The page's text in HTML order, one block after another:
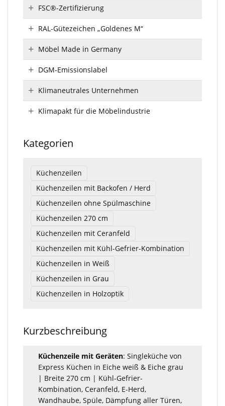
FSC®-Zertifizierung
RAL-Gütezeichen „Goldenes M“
Möbel Made in Germany
DGM-Emissionslabel
Klimaneutrales Unternehmen
Klimapakt für die Möbelindustrie
Kategorien
Küchenzeilen
Küchenzeilen mit Backofen / Herd
Küchenzeilen ohne Spülmaschine
Küchenzeilen 270 cm
Küchenzeilen mit Ceranfeld
Küchenzeilen mit Kühl-Gefrier-Kombination
Küchenzeilen in Weiß
Küchenzeilen in Grau
Küchenzeilen in Holzoptik
Kurzbeschreibung
Küchenzeile mit Geräten: Singleküche von
Express Küchen in Eiche weiß & Eiche grau
| Breite 270 cm | Kühl-Gefrier-
Kombination, Ceranfeld, E-Herd,
Wandhaube, Spüle, Dämpfung aller Türen,